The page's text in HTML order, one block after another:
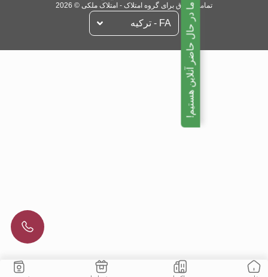
تمامی حقوق برای گروه امتلاک - امتلاک ملکی © 2026
FA - تركيه ما در حال حاضر آنلاین هستیم!